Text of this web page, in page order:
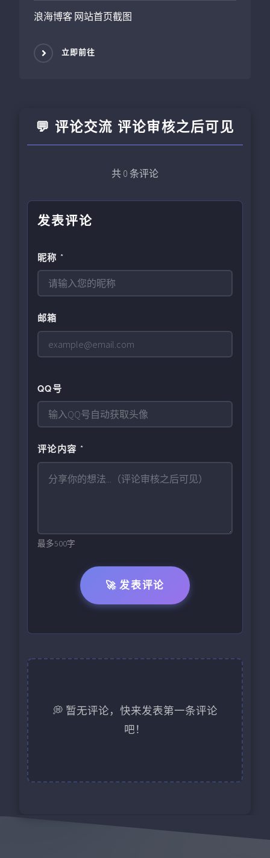
浪海博客 网站首页截图
立即前往
💬 评论交流 评论审核之后可见
共 0 条评论
发表评论
昵称 *
邮箱
QQ号
评论内容 *
最多500字
🚀 发表评论
💭 暂无评论，快来发表第一条评论
吧！